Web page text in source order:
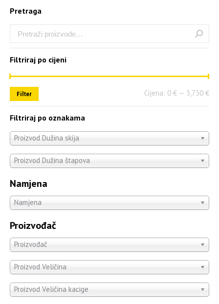
Pretraga
Filtriraj po cijeni
Filter Cijena: 0 € — 3,730 €
Filtriraj po oznakama
Proizvod Dužina skija
Proizvod Dužina štapova
Namjena
Namjena
Proizvođač
Proizvođač
Proizvod Veličina
Proizvod Veličina kacige